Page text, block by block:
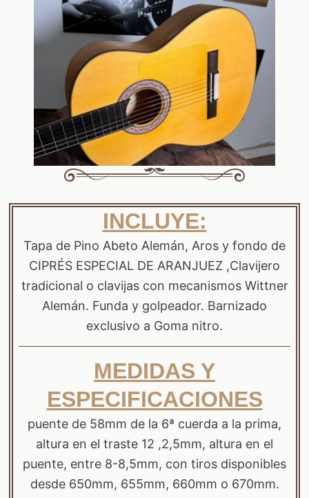
INCLUYE:
Tapa de Pino Abeto Alemán, Aros y fondo de
CIPRÉS ESPECIAL DE ARANJUEZ ,Clavijero
tradicional o clavijas con mecanismos Wittner
Alemán. Funda y golpeador. Barnizado
exclusivo a Goma nitro.
MEDIDAS Y
ESPECIFICACIONES
puente de 58mm de la 6ª cuerda a la prima,
altura en el traste 12 ,2,5mm, altura en el
puente, entre 8-8,5mm, con tiros disponibles
desde 650mm, 655mm, 660mm o 670mm.